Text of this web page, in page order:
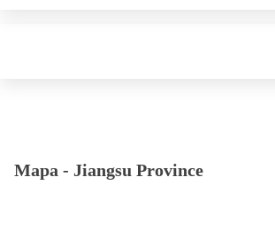
Mapa - Jiangsu Province